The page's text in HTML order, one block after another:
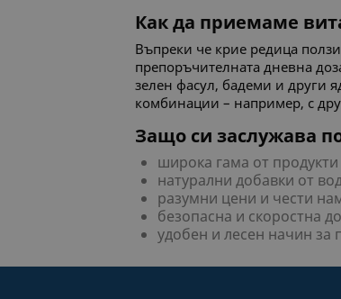
Как да приемаме
Въпреки че крие редица
препоръчителната дневна
зелен фасул, бадеми и други
комбинации – например, с
Защо си заслужава
широка гама от
натурални добавки от
разумни цени и чести
безопасна и скоростна
удобен и лесен начин за